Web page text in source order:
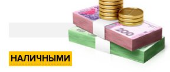
НАЛИЧНЫМИ